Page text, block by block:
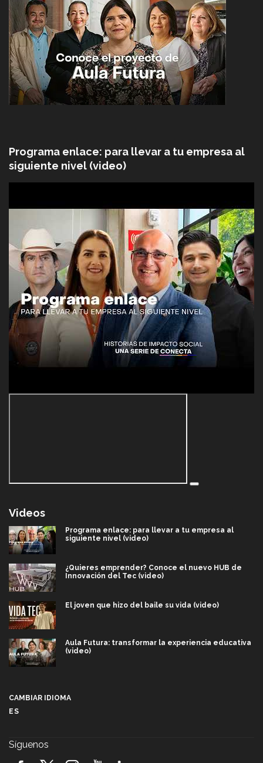
Programa enlace: para llevar a tu empresa al
siguiente nivel (video)
Videos
Programa enlace: para llevar a tu empresa al
siguiente nivel (video)
¿Quieres emprender? Conoce el nuevo HUB de
Innovación del Tec (video)
El joven que hizo del baile su vida (video)
Aula Futura: transformar la experiencia educativa
(video)
CAMBIAR IDIOMA
ES
Síguenos